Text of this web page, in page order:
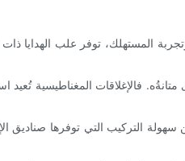
المستهلك، توفر علب الهدايا ذات
فالإغلاقات المغناطيسية تُعيد
سهولة التركيب التي توفرها صناديق